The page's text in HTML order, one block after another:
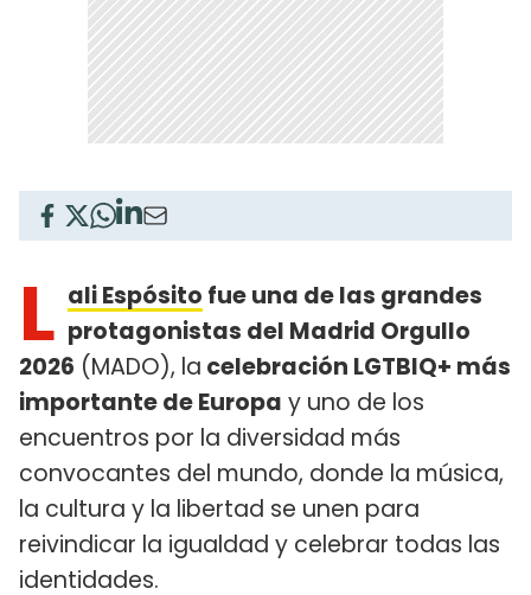
L ali Espósito fue una de las grandes
protagonistas del Madrid Orgullo
2026 (MADO), la celebración LGTBIQ+ más
importante de Europa y uno de los
encuentros por la diversidad más
convocantes del mundo, donde la música,
la cultura y la libertad se unen para
reivindicar la igualdad y celebrar todas las
identidades.